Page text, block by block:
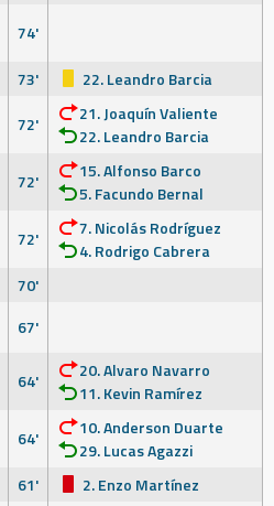
74'
73'
22. Leandro Barcia
72'
21. Joaquín Valiente
22. Leandro Barcia
72'
15. Alfonso Barco
5. Facundo Bernal
72'
7. Nicolás Rodríguez
4. Rodrigo Cabrera
70'
67'
64'
20. Alvaro Navarro
11. Kevin Ramírez
64'
10. Anderson Duarte
29. Lucas Agazzi
61'
2. Enzo Martínez